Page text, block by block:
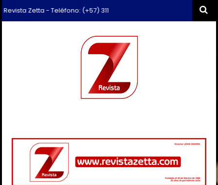
Zetta - Teléfono: (+57) 311 659 6374 - Correo: